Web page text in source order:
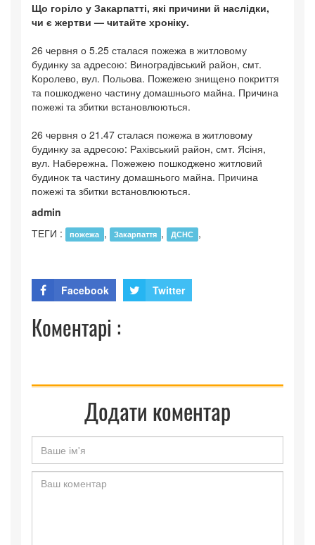
Що горіло у Закарпатті, які причини й наслідки,
чи є жертви — читайте хроніку.
26 червня о 5.25 сталася пожежа в житловому
будинку за адресою: Виноградівський район, смт.
Королево, вул. Польова. Пожежею знищено покриття
та пошкоджено частину домашнього майна. Причина
пожежі та збитки встановлюються.
26 червня о 21.47 сталася пожежа в житловому
будинку за адресою: Рахівський район, смт. Ясіня,
вул. Набережна. Пожежею пошкоджено житловий
будинок та частину домашнього майна. Причина
пожежі та збитки встановлюються.
admin
ТЕГИ :
пожежа , Закарпаття , ДСНС ,
Facebook Twitter
Коментарі :
Додати коментар